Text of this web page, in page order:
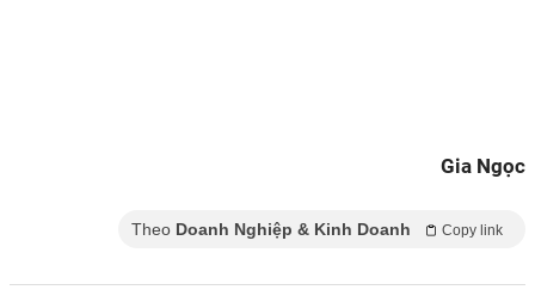
Gia Ngọc
Theo Doanh Nghiệp & Kinh Doanh Copy link